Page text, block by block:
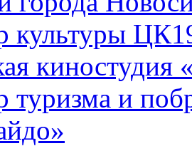
культуры
киностудия
туризма и